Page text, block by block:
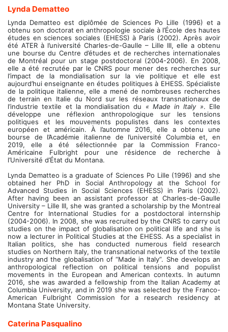
Lynda Dematteo
Lynda Dematteo est diplômée de Sciences Po Lille (1996) et a
obtenu son doctorat en anthropologie sociale à l’École des hautes
études en sciences sociales (EHESS) à Paris (2002). Après avoir
été ATER à l’université Charles-de-Gaulle – Lille III, elle a obtenu
une bourse du Centre d’études et de recherches internationales
de Montréal pour un stage postdoctoral (2004-2006). En 2008,
elle a été recrutée par le CNRS pour mener des recherches sur
l’impact de la mondialisation sur la vie politique et elle est
aujourd’hui enseignante en études politiques à EHESS. Spécialiste
de la politique italienne, elle a mené de nombreuses recherches
de terrain en Italie du Nord sur les réseaux transnationaux de
l’industrie textile et la mondialisation du « Made in Italy ». Elle
développe une réflexion anthropologique sur les tensions
politiques et les mouvements populistes dans les contextes
européen et américain. À l’automne 2016, elle a obtenu une
bourse de l’Académie italienne de l’université Columbia et, en
2019, elle a été sélectionnée par la Commission Franco-
Américaine Fulbright pour une résidence de recherche à
l’Université d’État du Montana.
Lynda Dematteo is a graduate of Sciences Po Lille (1996) and she
obtained her PhD in Social Anthropology at the School for
Advanced Studies in Social Sciences (EHESS) in Paris (2002).
After having been an assistant professor at Charles-de-Gaulle
University – Lille III, she was granted a scholarship by the Montreal
Centre for International Studies for a postdoctoral internship
(2004-2006). In 2008, she was recruited by the CNRS to carry out
studies on the impact of globalisation on political life and she is
now a lecturer in Political Studies at the EHESS. As a specialist in
Italian politics, she has conducted numerous field research
studies on Northern Italy, the transnational networks of the textile
industry and the globalisation of “Made in Italy”. She develops an
anthropological reflection on political tensions and populist
movements in the European and American contexts. In autumn
2016, she was awarded a fellowship from the Italian Academy at
Columbia University, and in 2019 she was selected by the Franco-
American Fulbright Commission for a research residency at
Montana State University.
Caterina Pasqualino